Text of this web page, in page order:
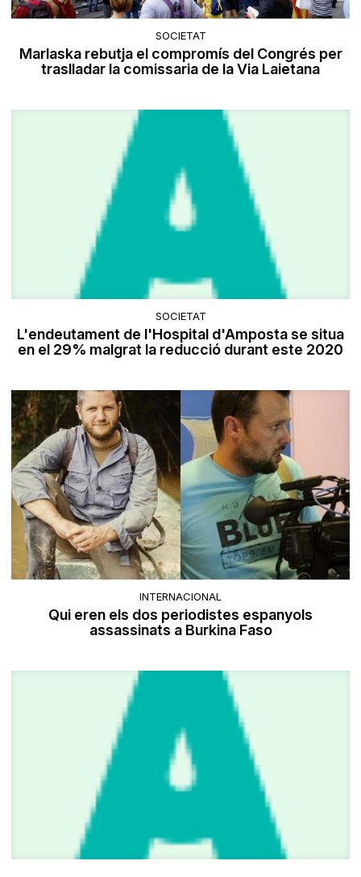
SOCIETAT
Marlaska rebutja el compromís del Congrés per
traslladar la comissaria de la Via Laietana
SOCIETAT
L'endeutament de l'Hospital d'Amposta se situa
en el 29% malgrat la reducció durant este 2020
INTERNACIONAL
Qui eren els dos periodistes espanyols
assassinats a Burkina Faso